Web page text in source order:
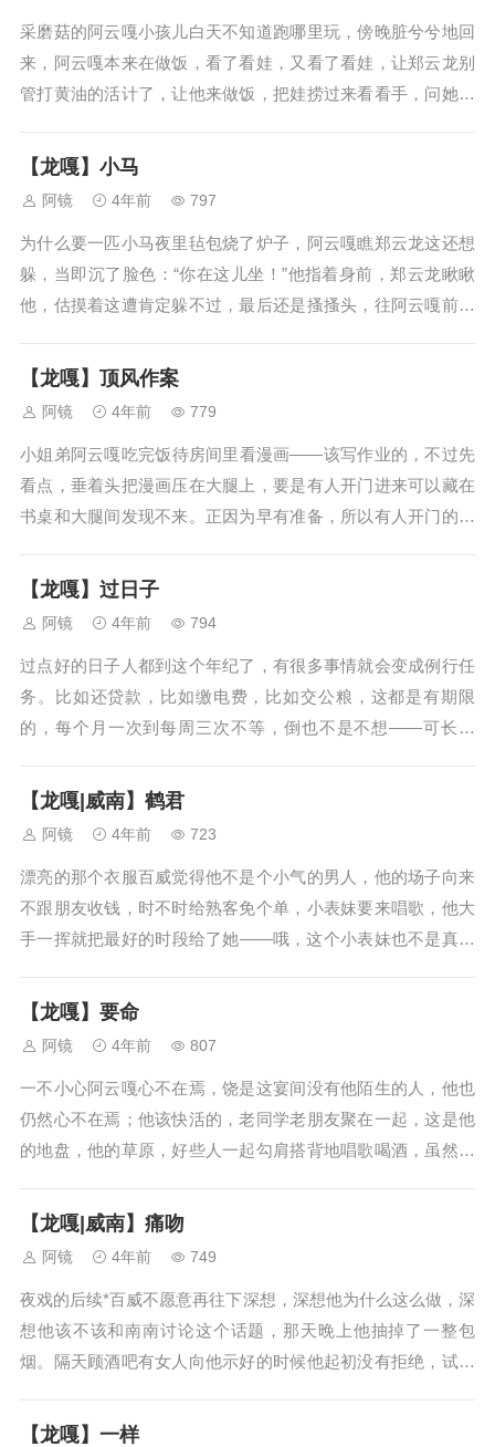
采磨菇的阿云嘎小孩儿白天不知道跑哪里玩，傍晚脏兮兮地回
来，阿云嘎本来在做饭，看了看娃，又看了看娃，让郑云龙别
管打黄油的活计了，让他来做饭，把娃捞过来看看手，问她：
阿云嘎反正不是在骂她，乖乖给他看口袋：“那边，好多好多小
【龙嘎】小马
阿镜 4年前 797
为什么要一匹小马夜里毡包烧了炉子，阿云嘎瞧郑云龙这还想
躲，当即沉了脸色：“你在这儿坐！”他指着身前，郑云龙瞅瞅
他，估摸着这遭肯定躲不过，最后还是搔搔头，往阿云嘎前面
你伤得怎么样了！”“还行——嘶！”郑云龙被他瞪圆了眼睛往肩
【龙嘎】顶风作案
阿镜 4年前 779
小姐弟阿云嘎吃完饭待房间里看漫画——该写作业的，不过先
看点，垂着头把漫画压在大腿上，要是有人开门进来可以藏在
书桌和大腿间发现不来。正因为早有准备，所以有人开门的时
女儿，结果一回头就脸跟背就一起垮下来：“是你啊！”是弟
【龙嘎】过日子
阿镜 4年前 794
过点好的日子人都到这个年纪了，有很多事情就会变成例行任
务。比如还贷款，比如缴电费，比如交公粮，这都是有期限
的，每个月一次到每周三次不等，倒也不是不想——可长大
宰自己的生活了，自然是天天吃自己想吃的菜，随后就发觉吃
【龙嘎|威南】鹤君
阿镜 4年前 723
漂亮的那个衣服百威觉得他不是个小气的男人，他的场子向来
不跟朋友收钱，时不时给熟客免个单，小表妹要来唱歌，他大
手一挥就把最好的时段给了她——哦，这个小表妹也不是真的
年前就时不时顾她，知道是个乖乖巧巧的甜妞儿，他对自己人
【龙嘎】要命
阿镜 4年前 807
一不小心阿云嘎心不在焉，饶是这宴间没有他陌生的人，他也
仍然心不在焉；他该快活的，老同学老朋友聚在一起，这是他
的地盘，他的草原，好些人一起勾肩搭背地唱歌喝酒，虽然他
孢，不能喝，人家也不会真要他拿药单看，给他倒了杯温水，
【龙嘎|威南】痛吻
阿镜 4年前 749
夜戏的后续*百威不愿意再往下深想，深想他为什么这么做，深
想他该不该和南南讨论这个话题，那天晚上他抽掉了一整包
烟。隔天顾酒吧有女人向他示好的时候他起初没有拒绝，试着
么做都是错的，百威意识到这一点；回家的时候南南靠在沙发
【龙嘎】一样